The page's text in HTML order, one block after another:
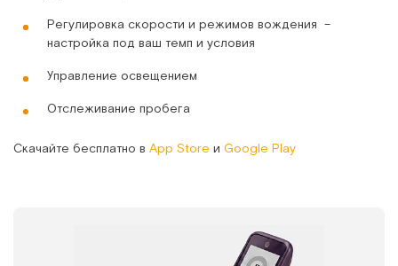
Регулировка скорости и режимов вождения –
настройка под ваш темп и условия
Управление освещением
Отслеживание пробега
Скачайте бесплатно в App Store и Google Play